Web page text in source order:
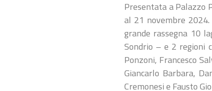
Presentata a Palazzo
al 21 novembre
grande rassegna 10
Sondrio – e 2 regioni
Ponzoni, Francesco
Giancarlo Barbara,
Cremonesi e Fausto